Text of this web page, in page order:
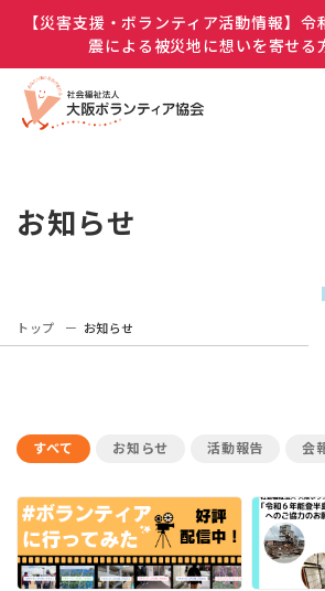
【災害支援・ボランティア活動情報】令
震による被災地に想いを寄せる
お知らせ
トップ お知らせ
すべて お知らせ 活動報告 会